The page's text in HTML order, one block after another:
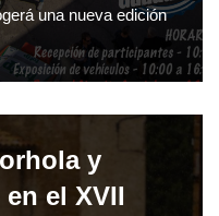
una nueva edición
y
el XVII